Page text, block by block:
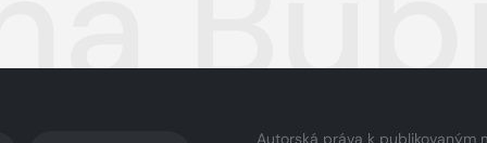
Autorská práva k publikovaným